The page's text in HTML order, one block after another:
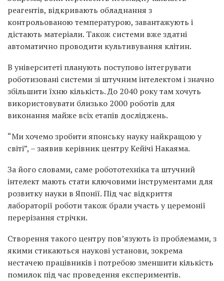
реагентів, відкривають обладнання з
контрольованою температурою, завантажують і
дістають матеріали. Також системи вже здатні
автоматично проводити культивування клітин.
В університеті планують поступово інтегрувати
роботизовані системи зі штучним інтелектом і значно
збільшити їхню кількість. До 2040 року там хочуть
використовувати близько 2000 роботів для
виконання майже всіх етапів досліджень.
“Ми хочемо зробити японську науку найкращою у
світі”, – заявив керівник центру Кейічі Накаяма.
За його словами, саме робототехніка та штучний
інтелект мають стати ключовими інструментами для
розвитку науки в Японії. Під час відкриття
лабораторії роботи також брали участь у церемонії
перерізання стрічки.
Створення такого центру пов’язують із проблемами, з
якими стикаються наукові установи, зокрема
нестачею працівників і потребою зменшити кількість
помилок під час проведення експериментів.